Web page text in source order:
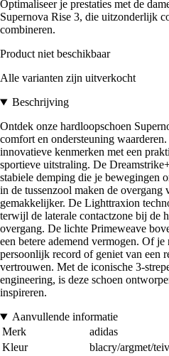
Optimaliseer je prestaties met de
Supernova Rise 3, die uitzonderlijk
combineren.
Product niet beschikbaar
Alle varianten zijn uitverkocht
Beschrijving
Ontdek onze hardloopschoen
comfort en ondersteuning
innovatieve kenmerken met een
sportieve uitstraling. De
stabiele demping die je bewegingen
in de tussenzool maken de overgang
gemakkelijker. De Lighttraxion
terwijl de laterale contactzone bij de
overgang. De lichte Primeweave
een betere ademend vermogen. Of je
persoonlijk record of geniet van een
vertrouwen. Met de iconische 3-
engineering, is deze schoen
inspireren.
Aanvullende informatie
Merk
adidas
Kleur
blacry/argmet/